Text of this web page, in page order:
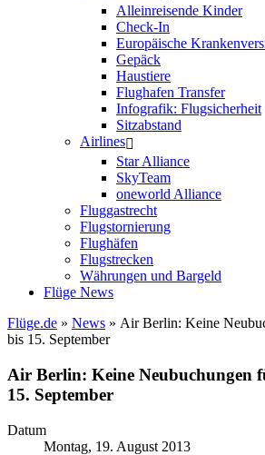
Alleinreisende Kinder
Check-In
Europäische
Gepäck
Haustiere
Flughafen Transfer
Infografik: Flugsicherheit
Sitzabstand
Airlines
Star Alliance
SkyTeam
oneworld Alliance
Fluggastrecht
Flugstornierung
Flughäfen
Flugstrecken
Währungen und Bargeld
Flüge News
Flüge.de » News » Air Berlin: Keine
bis 15. September
Air Berlin: Keine Neubuchungen
15. September
Datum
Montag, 19. August 2013